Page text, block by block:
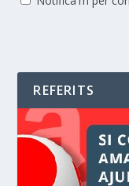
REFERITS